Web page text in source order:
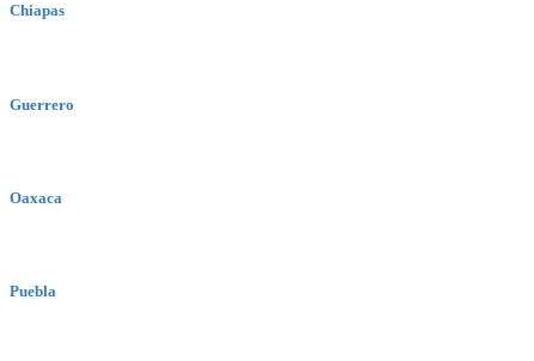
Chiapas
Guerrero
Oaxaca
Puebla